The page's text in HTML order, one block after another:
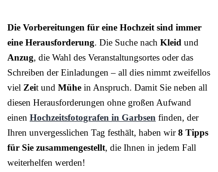
Die Vorbereitungen für eine Hochzeit sind immer
eine Herausforderung. Die Suche nach Kleid und
Anzug, die Wahl des Veranstaltungsortes oder das
Schreiben der Einladungen – all dies nimmt zweifellos
viel Zeit und Mühe in Anspruch. Damit Sie neben all
diesen Herausforderungen ohne großen Aufwand
einen Hochzeitsfotografen in Garbsen finden, der
Ihren unvergesslichen Tag festhält, haben wir8 Tipps
für Sie zusammengestellt, die Ihnen in jedem Fall
weiterhelfen werden!